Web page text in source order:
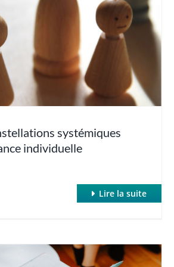
et inductions rapides
systémiques
individuelle
Lire la suite